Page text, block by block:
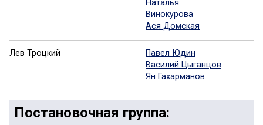
Наталья
Винокурова
Ася Домская
Лев Троцкий
Павел Юдин
Василий Цыганцов
Ян Гахарманов
Постановочная группа: